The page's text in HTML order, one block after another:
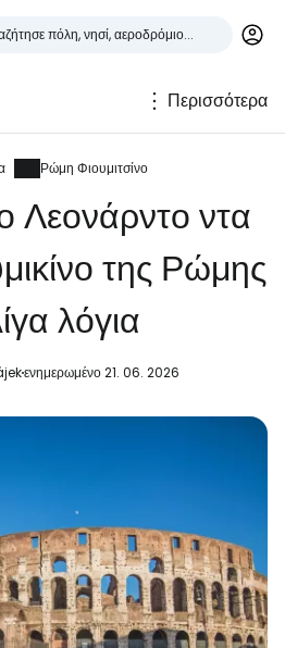
Περισσότερα
Ρώμη Φιουμιτσίνο
Λεονάρντο ντα
της Ρώμης
λόγια
ενημερωμένο 21. 06. 2026
στο Cestee
κοινότητα
με την Google
με το Facebook
με email